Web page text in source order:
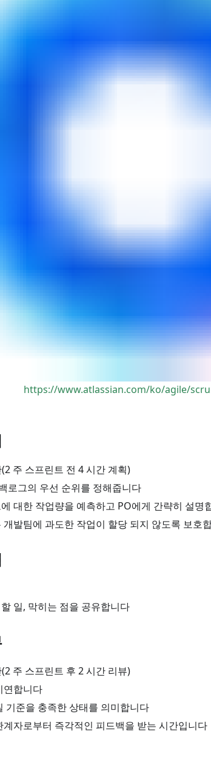
https://www.atlassian.com/ko/agile/
주 스프린트 전 4 시간 계획)
로그의 우선 순위를 정해줍니다
대한 작업량을 예측하고 PO에게 간략히 설명
개발팀에 과도한 작업이 할당 되지 않도록 보호
일, 막히는 점을 공유합니다
주 스프린트 후 2 시간 리뷰)
연합니다
기준을 충족한 상태를 의미합니다
계자로부터 즉각적인 피드백을 받는 시간입니다